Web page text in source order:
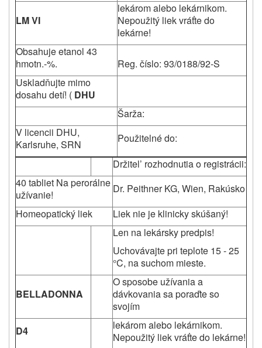
LM VI
lekárom alebo lekárnikom.
Nepoužitý liek vráťte do
lekárne!
Obsahuje etanol 43
hmotn.-%.
Reg. číslo: 93/0188/92-S
Uskladňujte mimo
dosahu detí! ( DHU
Šarža:
V licencii DHU,
Karlsruhe, SRN
Použitelné do:
Držitel’ rozhodnutia o registrácii:
40 tabliet Na perorálne
užívanie!
Dr. Peithner KG, Wien, Rakúsko
Homeopatický liek
Liek nie je klinicky skúšaný!
Len na lekársky predpis!
Uchovávajte pri teplote 15 - 25
°C, na suchom mieste.
BELLADONNA
O sposobe užívania a
dávkovania sa poraďte so
svojím
D4
lekárom alebo lekárnikom.
Nepoužitý liek vráťte do lekárne!